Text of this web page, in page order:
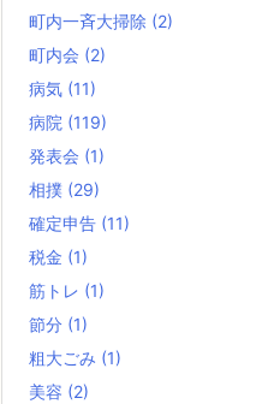
町内一斉大掃除 (2)
町内会 (2)
病気 (11)
病院 (119)
発表会 (1)
相撲 (29)
確定申告 (11)
税金 (1)
筋トレ (1)
節分 (1)
粗大ごみ (1)
美容 (2)